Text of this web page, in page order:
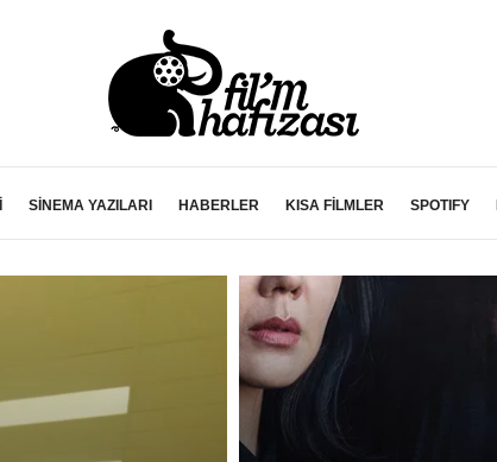
SİNEMA YAZILARI HABERLER KISA FİLMLER SPOTIFY